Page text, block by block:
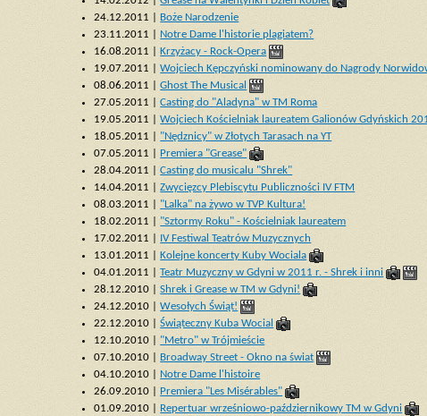
24.12.2011 |
Boże Narodzenie
23.11.2011 |
Notre Dame l'historie plagiatem?
16.08.2011 |
Krzyżacy - Rock-Opera
19.07.2011 |Wojciech Kępczyński nominowany do Nagrody
08.06.2011 |Ghost The Musical
27.05.2011 |Casting do "Aladyna" w TM Roma
19.05.2011 |Wojciech Kościelniak laureatem Galionów Gdyńskich
18.05.2011 | "Nędznicy" w Złotych Tarasach na YT
07.05.2011 |
Premiera "Grease"
28.04.2011 |Casting do musicalu "Shrek"
14.04.2011 |Zwycięzcy Plebiscytu Publiczności IV FTM
08.03.2011 | "Lalka" na żywo w TVP Kultura!
18.02.2011 | "Sztormy Roku" - Kościelniak laureatem
17.02.2011 |
IV Festiwal Teatrów Muzycznych
13.01.2011 |
Kolejne koncerty Kuby Wociala
04.01.2011 |Teatr Muzyczny w Gdyni w 2011 r. - Shrek i inni
28.12.2010 |Shrek i Grease w TM w Gdyni!
24.12.2010 |Wesołych Świąt!
22.12.2010 |Świąteczny Kuba Wocial
12.10.2010 | "Metro" w Trójmieście
07.10.2010 |
Broadway Street - Okno na świat
04.10.2010 |
Notre Dame l'histoire
26.09.2010 |
Premiera "Les Misérables"
01.09.2010 |
Repertuar wrześniowo-październikowy TM w Gdyni